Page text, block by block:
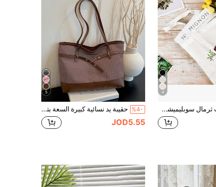
4
حقائب توت ثرمال سوبليميشن، حقائب توت قماشية فارغة للزينة وصنع أكياس السوبر ماركت يدويا، حقيبة مدرسية، سعة كبيرة، محمولة، لفتيات المراهقات، النساء، طلاب الكليات، عمال اللون الأبيض، مثالية للعمل، العودة إلى المدرسة، المدارس الثانوية و الكليات، الإجازات
5
%4- حقيبة يد نسائية كبيرة السعة بتصميم عتيق، حقيبة كتف توت عصرية بسيطة وعملية متعددة الاستخدامات للتنقل اليومي
JOD5.55